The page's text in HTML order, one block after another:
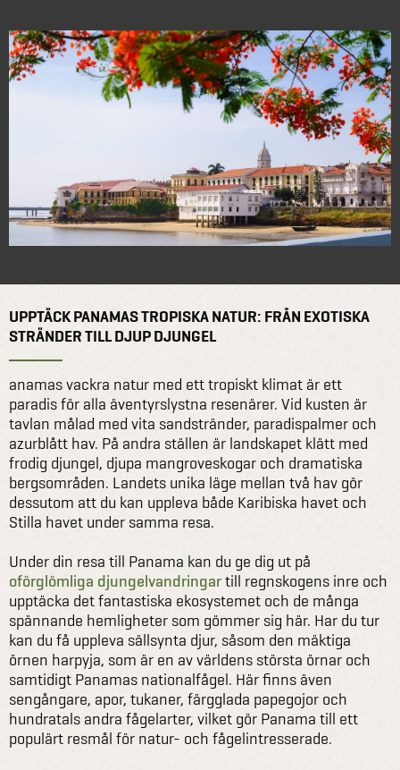
UPPTÄCK PANAMAS TROPISKA NATUR: FRÅN EXOTISKA
STRÄNDER TILL DJUP DJUNGEL
anamas vackra natur med ett tropiskt klimat är ett
paradis för alla äventyrslystna resenärer. Vid kusten är
tavlan målad med vita sandstränder, paradispalmer och
azurblått hav. På andra ställen är landskapet klätt med
frodig djungel, djupa mangroveskogar och dramatiska
bergsområden. Landets unika läge mellan två hav gör
dessutom att du kan uppleva både Karibiska havet och
Stilla havet under samma resa.
Under din resa till Panama kan du ge dig ut på
oförglömliga djungelvandringartill regnskogens inre och
upptäcka det fantastiska ekosystemet och de många
spännande hemligheter som gömmer sig här. Har du tur
kan du få uppleva sällsynta djur, såsom den mäktiga
örnen harpyja, som är en av världens största örnar och
samtidigt Panamas nationalfågel. Här finns även
sengångare, apor, tukaner, färgglada papegojor och
hundratals andra fågelarter, vilket gör Panama till ett
populärt resmål för natur- och fågelintresserade.